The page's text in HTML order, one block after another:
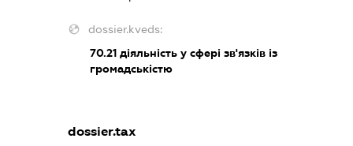
dossier.kveds:
70.21 діяльність у сфері зв'язків із
громадськістю
dossier.tax